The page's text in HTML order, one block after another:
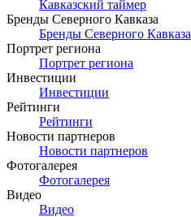
Кавказский таймер
Бренды Северного Кавказа
Бренды Северного Кавказа
Портрет региона
Портрет региона
Инвестиции
Инвестиции
Рейтинги
Рейтинги
Новости партнеров
Новости партнеров
Фотогалерея
Фотогалерея
Видео
Видео